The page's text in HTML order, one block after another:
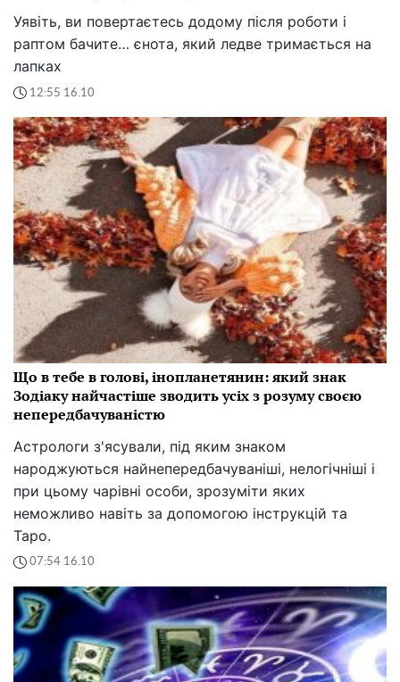
Уявіть, ви повертаєтесь додому після роботи і
раптом бачите… єнота, який ледве тримається на
лапках
12:55 16.10
Що в тебе в голові, інопланетянин: який знак
Зодіаку найчастіше зводить усіх з розуму своєю
непередбачуваністю
Астрологи з'ясували, під яким знаком
народжуються найнепередбачуваніші, нелогічніші і
при цьому чарівні особи, зрозуміти яких
неможливо навіть за допомогою інструкцій та
Таро.
07:54 16.10